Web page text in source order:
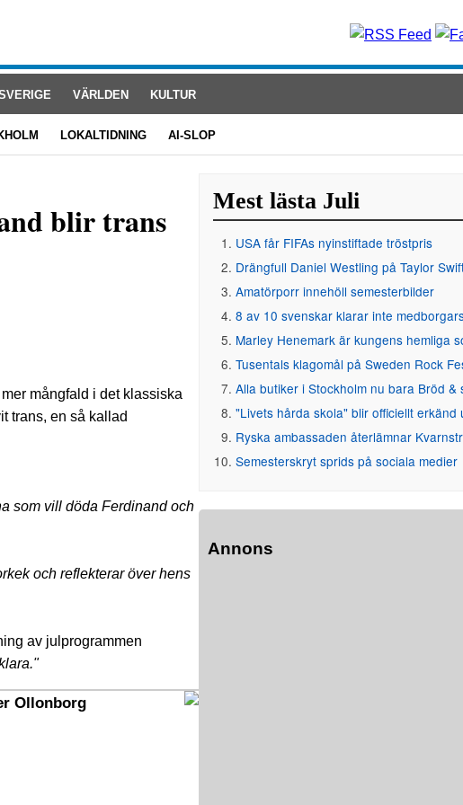
VÄRLDEN KULTUR
LOKALTIDNING AI-SLOP
blir trans
mångfald i det klassiska
trans, en så kallad
som vill döda Ferdinand och
och reflekterar över hens
av julprogrammen
Ollonborg
Mest lästa Juli
USA får FIFAs nyinstiftade tröstpris
Drängfull Daniel Westling på Taylor
Amatörporr innehöll semesterbilder
8 av 10 svenskar klarar inte
Marley Henemark är kungens hemliga
Tusentals klagomål på Sweden Rock
Alla butiker i Stockholm nu bara Bröd &
"Livets hårda skola" blir officiellt erkänd
Ryska ambassaden återlämnar
Semesterskryt sprids på sociala medier
Annons